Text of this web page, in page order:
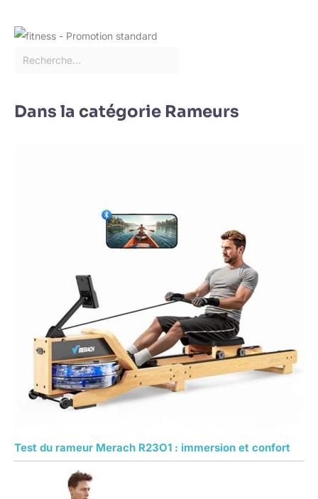
Dans la catégorie Rameurs
Test du rameur Merach R23O1 : immersion et confort